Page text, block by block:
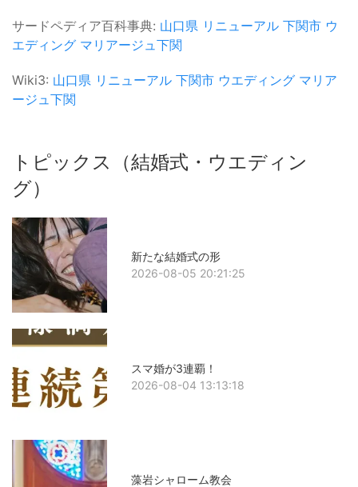
サードペディア百科事典: 山口県 リニューアル 下関市 ウ
エディング マリアージュ下関
Wiki3: 山口県 リニューアル 下関市 ウエディング マリア
ージュ下関
トピックス（結婚式・ウエディン
グ）
新たな結婚式の形
2026-08-05 20:21:25
スマ婚が3連覇！
2026-08-04 13:13:18
藻岩シャローム教会